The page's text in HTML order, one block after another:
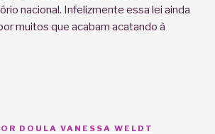
nacional. Infelizmente essa lei ainda
muitos que acabam acatando à
DOULA VANESSA WELDT